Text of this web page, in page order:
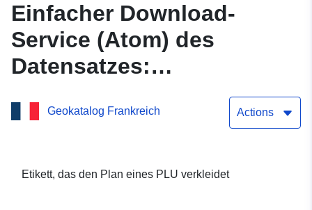
Einfacher Download-
Service (Atom) des
Datensatzes:
Textverkleidungen des
POS (Dok. vom 25.08.1994)
Geokatalog Frankreich Actions
Etikett, das den Plan eines PLU verkleidet